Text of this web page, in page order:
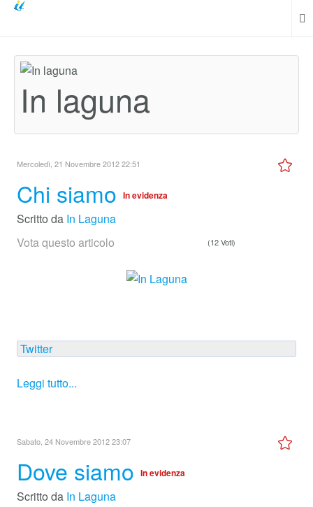
In laguna
Mercoledì, 21 Novembre 2012 22:51
Chi siamo In evidenza
Scritto da In Laguna
Vota questo articolo
(12 Voti)
Twitter
Leggi tutto...
Sabato, 24 Novembre 2012 23:07
Dove siamo In evidenza
Scritto da In Laguna